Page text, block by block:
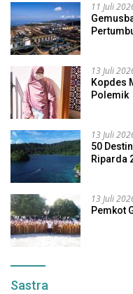
11 Juli
13 Juli
Kopdes
Polemik
13 Juli
50
Riparda
13 Juli
Pemkot
Sastra